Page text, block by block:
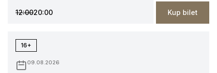
12:0020:00 Kup bilet
16+
09.08.2026